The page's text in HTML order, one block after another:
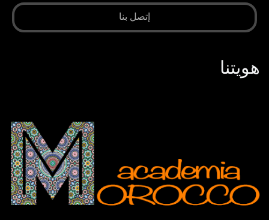
إتصل بنا
هويتنا